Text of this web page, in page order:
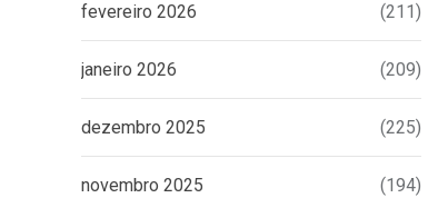
fevereiro 2026 (211)
janeiro 2026 (209)
dezembro 2025 (225)
novembro 2025 (194)